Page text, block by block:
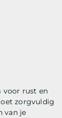
voor rust en
zorgvuldig
van je